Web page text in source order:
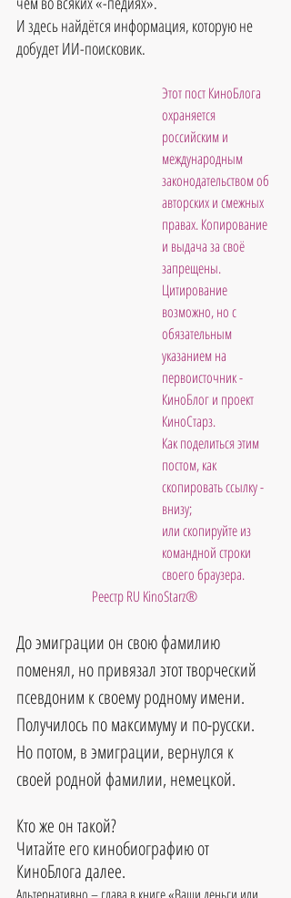
И здесь найдётся информация, которую не
добудет ИИ-поисковик.
Этот пост КиноБлога
охраняется
российским и
международным
законодательством об
авторских и смежных
правах. Копирование
и выдача за своё
запрещены.
Цитирование
возможно, но с
обязательным
указанием на
первоисточник -
КиноБлог и проект
КиноСтарз.
Как поделиться этим
постом, как
скопировать ссылку -
внизу;
или скопируйте из
командной строки
своего браузера.
Реестр RU KinoStarz®
До эмиграции он свою фамилию
поменял, но привязал этот творческий
псевдоним к своему родному имени.
Получилось по максимуму и по-русски.
Но потом, в эмиграции, вернулся к
своей родной фамилии, немецкой.
Кто же он такой?
Читайте его кинобиографию от
КиноБлога далее.